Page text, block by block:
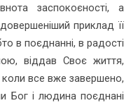
заспокоєності, а
приклад її
в поєднанні, в радості
віддав Своє життя,
коли все вже завершено,
Бог і людина поєднані